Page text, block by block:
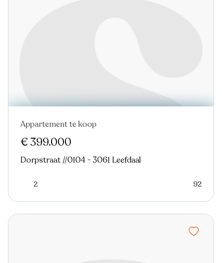
Appartement te koop
€ 399.000
Dorpstraat //0104 - 3061 Leefdaal
2 92